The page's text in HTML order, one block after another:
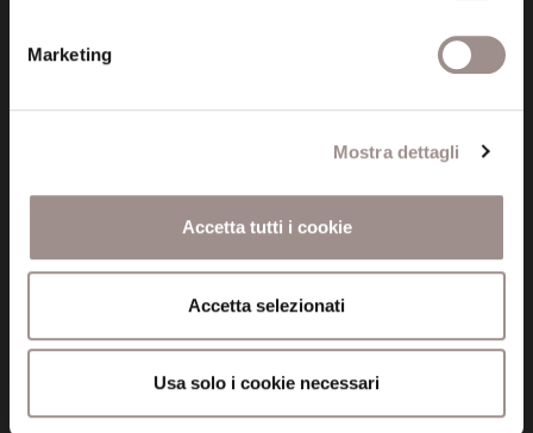
Marketing
Mostra dettagli
Accetta tutti i cookie
Accetta selezionati
Usa solo i cookie necessari
Privacy